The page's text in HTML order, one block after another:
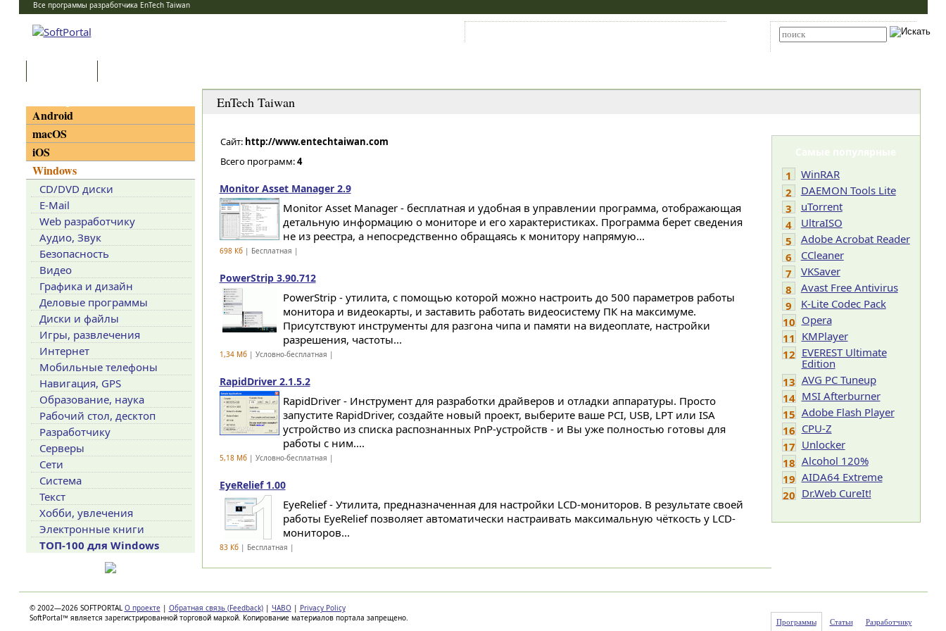
Все программы разработчика EnTech Taiwan
EnTech Taiwan
Сайт: http://www.entechtaiwan.com
Всего программ:4
Monitor Asset Manager 2.9
Monitor Asset Manager - бесплатная и удобная в управлении программа, отображающая
детальную информацию о мониторе и его характеристиках. Программа берет сведения
не из реестра, а непосредственно обращаясь к монитору напрямую...
698 Кб| Бесплатная |
PowerStrip 3.90.712
PowerStrip - утилита, с помощью которой можно настроить до 500 параметров работы
монитора и видеокарты, и заставить работать видеосистему ПК на максимуме.
Присутствуют инструменты для разгона чипа и памяти на видеоплате, настройки
разрешения, частоты...
1,34 Мб| Условно-бесплатная |
RapidDriver 2.1.5.2
RapidDriver - Инструмент для разработки драйверов и отладки аппаратуры. Просто
запустите RapidDriver, создайте новый проект, выберите ваше PCI, USB, LPT или ISA
устройство из списка распознанных PnP-устройств - и Вы уже полностью готовы для
работы с ним....
5,18 Мб| Условно-бесплатная |
EyeRelief 1.00
EyeRelief - Утилита, предназначенная для настройки LCD-мониторов. В результате своей
работы EyeRelief позволяет автоматически настраивать максимальную чёткость у LCD-
мониторов...
83 Кб| Бесплатная |
Самые популярные
1
WinRAR
2
DAEMON Tools Lite
3
uTorrent
4
UltraISO
5
Adobe Acrobat Reader
6
CCleaner
7
VKSaver
8
Avast Free Antivirus
9
K-Lite Codec Pack
10 Opera
11 KMPlayer
12 EVEREST Ultimate
Edition
13 AVG PC Tuneup
14 MSI Afterburner
15 Adobe Flash Player
16 CPU-Z
17 Unlocker
18 Alcohol 120%
19 AIDA64 Extreme
20 Dr.Web CureIt!
Android
macOS
iOS
Windows
CD/DVD диски
E-Mail
Web разработчику
Аудио, Звук
Безопасность
Видео
Графика и дизайн
Деловые программы
Диски и файлы
Игры, развлечения
Интернет
Мобильные телефоны
Навигация, GPS
Образование, наука
Рабочий стол, десктоп
Разработчику
Серверы
Сети
Система
Текст
Хобби, увлечения
Электронные книги
ТОП-100 для Windows
© 2002—2026 SOFTPORTAL О проекте | Обратная связь (Feedback) | ЧАВО | Privacy Policy
SoftPortal™ является зарегистрированной торговой маркой. Копирование материалов портала запрещено.
Программы Статьи Разработчику